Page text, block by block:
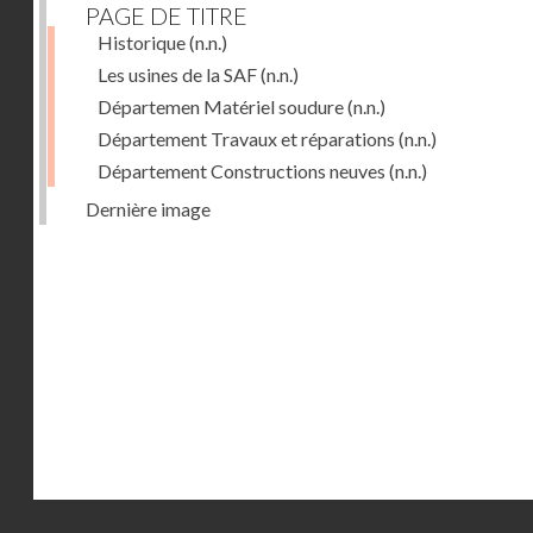
PAGE DE TITRE
Historique(n.n.)
Les usines de la SAF(n.n.)
Départemen Matériel soudure(n.n.)
Département Travaux et réparations (n.n.)
Département Constructions neuves (n.n.)
Dernière image